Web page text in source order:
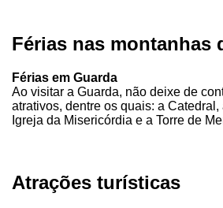
Férias nas montanhas
Férias em Guarda
Ao visitar a Guarda, não deixe de
atrativos, dentre os quais: a
Igreja da Misericórdia e a Torre de
Atrações turísticas